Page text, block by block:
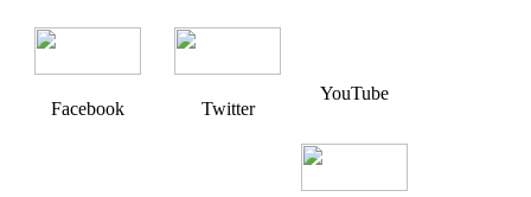
Facebook Twitter
YouTube